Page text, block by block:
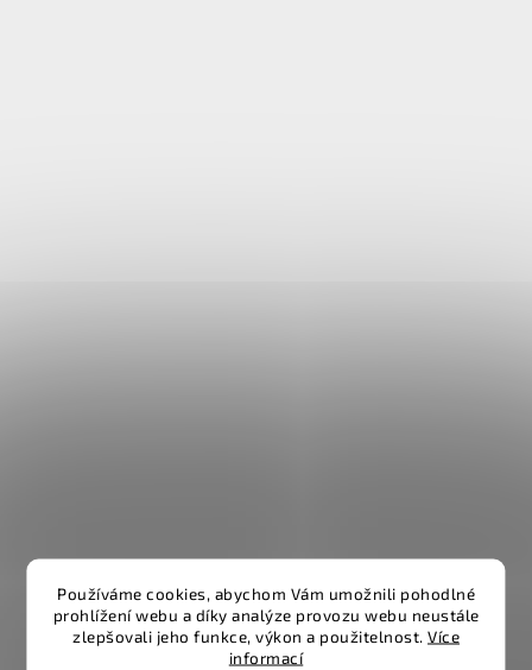
Používáme cookies, abychom Vám umožnili pohodlné
prohlížení webu a díky analýze provozu webu neustále
zlepšovali jeho funkce, výkon a použitelnost. Více
informací